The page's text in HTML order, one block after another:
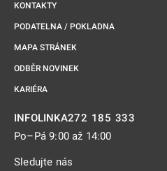
KONTAKTY
PODATELNA / POKLADNA
MAPA STRÁNEK
ODBĚR NOVINEK
KARIÉRA
INFOLINKA272 185 333
Po–Pá 9:00 až 14:00
Sledujte nás